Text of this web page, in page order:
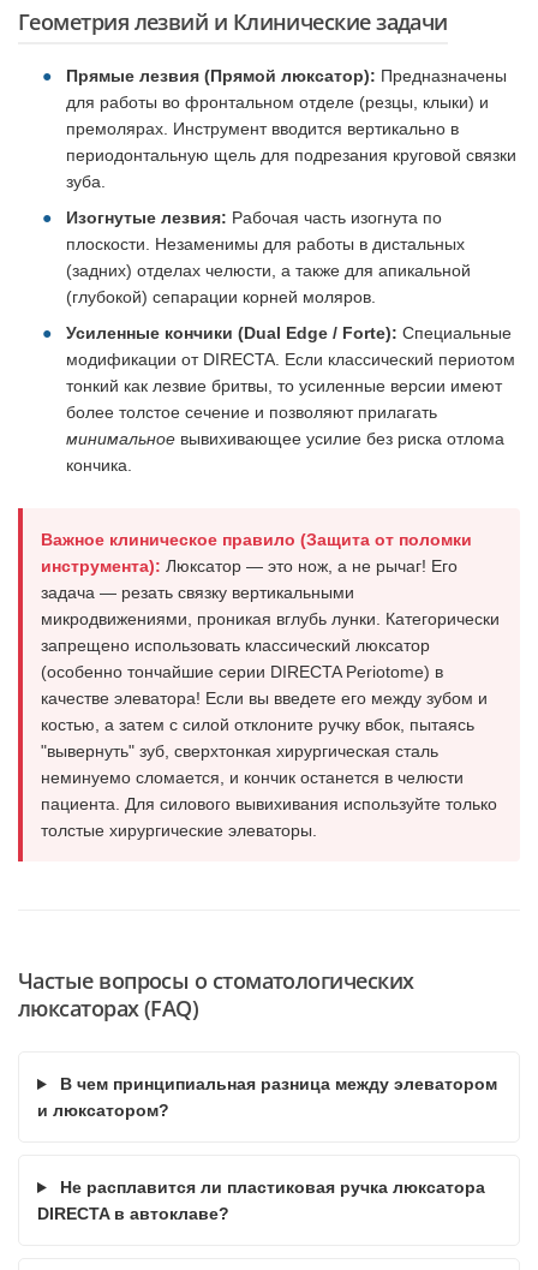
Геометрия лезвий и Клинические задачи
Прямые лезвия (Прямой люксатор): Предназначены
для работы во фронтальном отделе (резцы, клыки) и
премолярах. Инструмент вводится вертикально в
периодонтальную щель для подрезания круговой связки
зуба.
Изогнутые лезвия: Рабочая часть изогнута по
плоскости. Незаменимы для работы в дистальных
(задних) отделах челюсти, а также для апикальной
(глубокой) сепарации корней моляров.
Усиленные кончики (Dual Edge / Forte): Специальные
модификации от DIRECTA. Если классический периотом
тонкий как лезвие бритвы, то усиленные версии имеют
более толстое сечение и позволяют прилагать
минимальное вывихивающее усилие без риска отлома
кончика.
Важное клиническое правило (Защита от поломки
инструмента): Люксатор — это нож, а не рычаг! Его
задача — резать связку вертикальными
микродвижениями, проникая вглубь лунки. Категорически
запрещено использовать классический люксатор
(особенно тончайшие серии DIRECTA Periotome) в
качестве элеватора! Если вы введете его между зубом и
костью, а затем с силой отклоните ручку вбок, пытаясь
"вывернуть" зуб, сверхтонкая хирургическая сталь
неминуемо сломается, и кончик останется в челюсти
пациента. Для силового вывихивания используйте только
толстые хирургические элеваторы.
Частые вопросы о стоматологических
люксаторах (FAQ)
В чем принципиальная разница между элеватором
и люксатором?
Не расплавится ли пластиковая ручка люксатора
DIRECTA в автоклаве?